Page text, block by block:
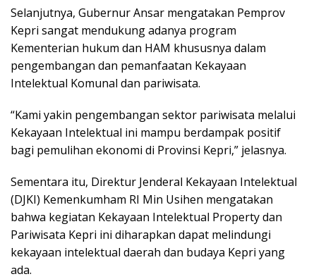
Selanjutnya, Gubernur Ansar mengatakan Pemprov
Kepri sangat mendukung adanya program
Kementerian hukum dan HAM khususnya dalam
pengembangan dan pemanfaatan Kekayaan
Intelektual Komunal dan pariwisata.
“Kami yakin pengembangan sektor pariwisata melalui
Kekayaan Intelektual ini mampu berdampak positif
bagi pemulihan ekonomi di Provinsi Kepri,” jelasnya.
Sementara itu, Direktur Jenderal Kekayaan Intelektual
(DJKI) Kemenkumham RI Min Usihen mengatakan
bahwa kegiatan Kekayaan Intelektual Property dan
Pariwisata Kepri ini diharapkan dapat melindungi
kekayaan intelektual daerah dan budaya Kepri yang
ada.